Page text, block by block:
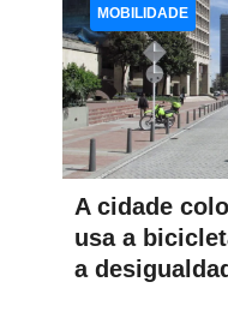
A cidade
usa a
a
MOBILIDADE